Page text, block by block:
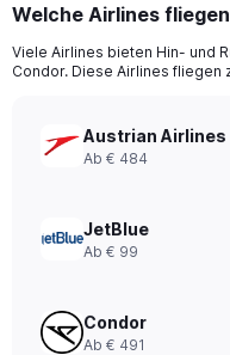
Range:
12
categories.
has
displaying
values.
to
1200.
Welche Airlines
Viele Airlines bieten Hin- und
Condor. Diese Airlines fliegen
Austrian Airlines
Ab € 484
JetBlue
Ab € 99
Condor
Ab € 491